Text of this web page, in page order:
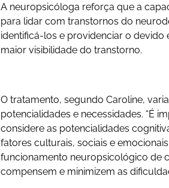
A neuropsicóloga reforça que a
para lidar com transtornos do
identificá-los e providenciar o
maior visibilidade do transtorno.
O tratamento, segundo Caroline,
potencialidades e necessidades. “É
considere as potencialidades
fatores culturais, sociais e
funcionamento neuropsicológico de
compensem e minimizem as